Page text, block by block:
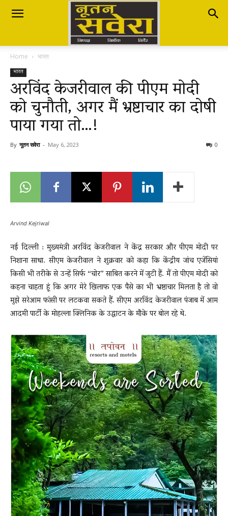
Nutan
Savera
नूतन
सवेरा
Breaking
News
LIVE
Home भारत
भारत
अरविंद केजरीवाल की पीएम मोदी
को चुनौती, अगर मैं भ्रष्टाचार का दोषी
पाया गया तो…!
By नूतन सवेरा - May 6, 2023 0
Arvind Kejriwal
नई दिल्ली : मुख्यमंत्री अरविंद केजरीवाल ने केंद्र सरकार और पीएम मोदी पर
निशाना साधा. सीएम केजरीवाल ने शुक्रवार को कहा कि केंद्रीय जांच एजेंसियां
किसी भी तरीके से उन्हें सिर्फ “चोर” साबित करने में जुटी हैं. मैं तो पीएम मोदी को
कहना चाहता हूं कि अगर मेरे खिलाफ एक पैसे का भी भ्रष्टाचार मिलता है तो वो
मुझे सरेआम फांसी पर लटकवा सकते हैं. सीएम अरविंद केजरीवाल पंजाब में आम
आदमी पार्टी के मोहल्ला क्लिनिक के उद्घाटन के मौके पर बोल रहे थे.